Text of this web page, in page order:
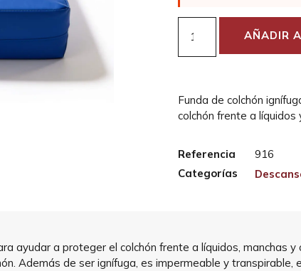
AÑADIR
Funda de colchón
colchón frente a
Referencia
916
Categorías
ayudar a proteger el colchón frente a líquidos, manchas
Además de ser ignífuga, es impermeable y